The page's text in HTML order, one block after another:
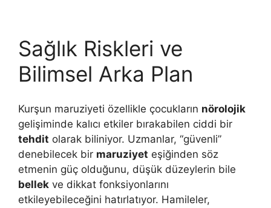
Sağlık Riskleri ve
Bilimsel Arka Plan
Kurşun maruziyeti özellikle çocukların nörolojik
gelişiminde kalıcı etkiler bırakabilen ciddi bir
tehdit olarak biliniyor. Uzmanlar, “güvenli”
denebilecek bir maruziyet eşiğinden söz
etmenin güç olduğunu, düşük düzeylerin bile
bellek ve dikkat fonksiyonlarını
etkileyebileceğini hatırlatıyor. Hamileler,